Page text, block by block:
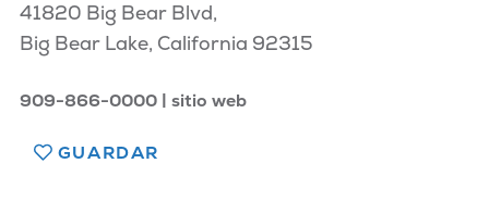
41820 Big Bear Blvd,
Big Bear Lake, California 92315
909-866-0000 sitio web
GUARDAR